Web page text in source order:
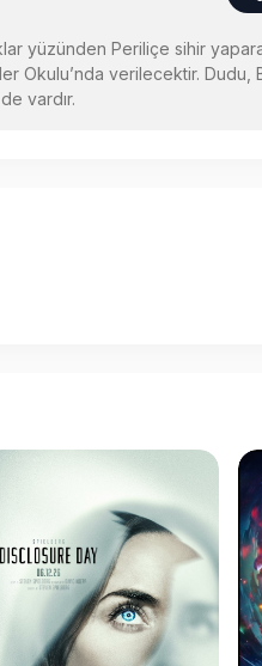
yüzünden Periliçe sihir
Okulu’nda verilecektir. Dudu,
vardır.